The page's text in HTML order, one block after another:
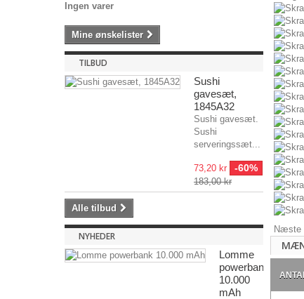
Ingen varer
Mine ønskelister
TILBUD
Sushi
gavesæt,
1845A32
Sushi gavesæt.
Sushi
serveringssæt...
73,20 kr -60%
183,00 kr
Alle tilbud
NYHEDER
Lomme
powerbank
10.000
mAh
Næste